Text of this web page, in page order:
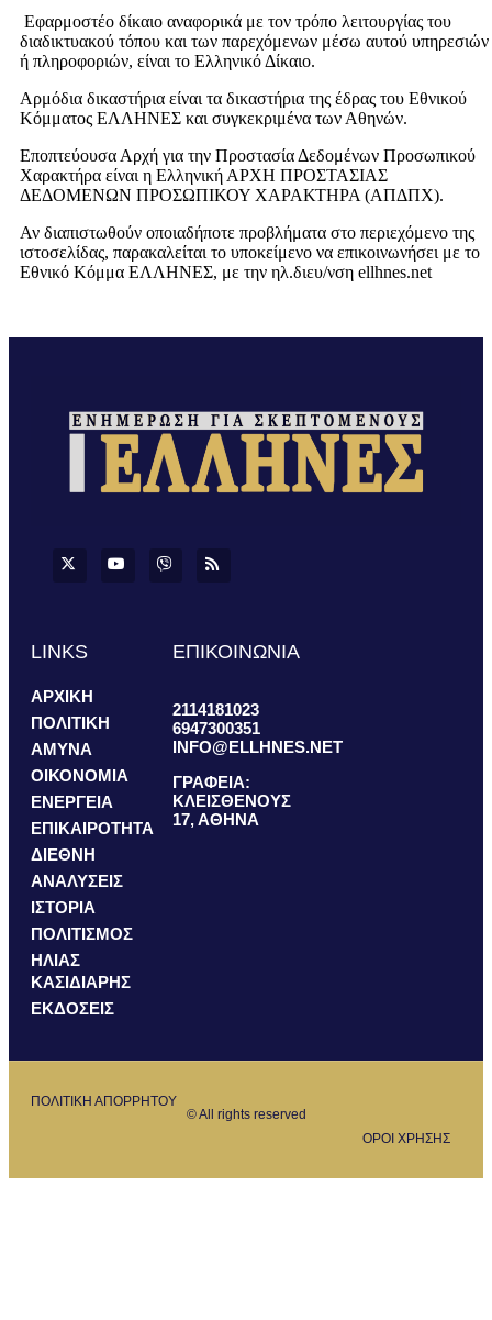
Εφαρμοστέο δίκαιο αναφορικά με τον τρόπο λειτουργίας του
διαδικτυακού τόπου και των παρεχόμενων μέσω αυτού υπηρεσιών
ή πληροφοριών, είναι το Ελληνικό Δίκαιο.
Αρμόδια δικαστήρια είναι τα δικαστήρια της έδρας του Εθνικού
Κόμματος ΕΛΛΗΝΕΣ και συγκεκριμένα των Αθηνών.
Εποπτεύουσα Αρχή για την Προστασία Δεδομένων Προσωπικού
Χαρακτήρα είναι η Ελληνική ΑΡΧΗ ΠΡΟΣΤΑΣΙΑΣ
ΔΕΔΟΜΕΝΩΝ ΠΡΟΣΩΠΙΚΟΥ ΧΑΡΑΚΤΗΡΑ (ΑΠΔΠΧ).
Αν διαπιστωθούν οποιαδήποτε προβλήματα στο περιεχόμενο της
ιστοσελίδας, παρακαλείται το υποκείμενο να επικοινωνήσει με το
Εθνικό Κόμμα ΕΛΛΗΝΕΣ, με την ηλ.διευ/νση ellhnes.net
LINKS
ΑΡΧΙΚΗ
ΠΟΛΙΤΙΚΗ
ΑΜΥΝΑ
ΟΙΚΟΝΟΜΙΑ
ΕΝΕΡΓΕΙΑ
ΕΠΙΚΑΙΡΟΤΗΤΑ
ΔΙΕΘΝΗ
ΑΝΑΛΥΣΕΙΣ
ΙΣΤΟΡΙΑ
ΠΟΛΙΤΙΣΜΟΣ
ΗΛΙΑΣ
ΚΑΣΙΔΙΑΡΗΣ
ΕΚΔΟΣΕΙΣ
ΕΠΙΚΟΙΝΩΝΙΑ
2114181023
6947300351
INFO@ELLHNES.NET
ΓΡΑΦΕΙΑ:
ΚΛΕΙΣΘΕΝΟΥΣ
17, ΑΘΗΝΑ
ΠΟΛΙΤΙΚΗ ΑΠΟΡΡΗΤΟΥ
© All rights reserved
ΟΡΟΙ ΧΡΗΣΗΣ